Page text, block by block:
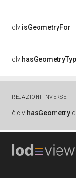
clv:isGeometryFor
clv:
RELAZIONI INVERSE
è clv:hasGeometry di